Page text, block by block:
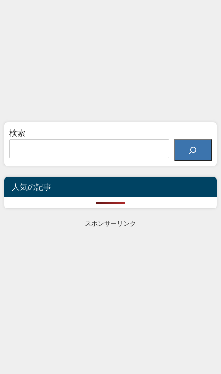
検索
人気の記事
スポンサーリンク